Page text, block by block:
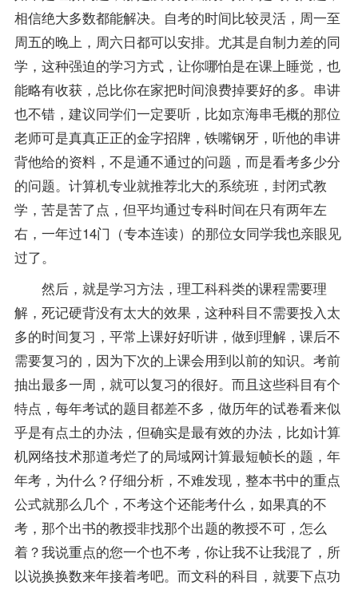
相信绝大多数都能解决。自考的时间比较灵活，周一至
周五的晚上，周六日都可以安排。尤其是自制力差的同
学，这种强迫的学习方式，让你哪怕是在课上睡觉，也
能略有收获，总比你在家把时间浪费掉要好的多。串讲
也不错，建议同学们一定要听，比如京海串毛概的那位
老师可是真真正正的金字招牌，铁嘴钢牙，听他的串讲
背他给的资料，不是通不通过的问题，而是看考多少分
的问题。计算机专业就推荐北大的系统班，封闭式教
学，苦是苦了点，但平均通过专科时间在只有两年左
右，一年过14门（专本连读）的那位女同学我也亲眼见
过了。
然后，就是学习方法，理工科科类的课程需要理
解，死记硬背没有太大的效果，这种科目不需要投入太
多的时间复习 ，平常上课好好听讲，做到理解，课后不
需要复习的，因为下次的上课会用到以前的知识。考前
抽出最多一周，就可以复习的很好。而且这些科目有个
特点，每年考试的题目都差不多，做历年的试卷看来似
乎是有点土的办法，但确实是最有效的办法，比如计算
机网络技术那道考烂了的局域网计算最短帧长的题，年
年考，为什么？仔细分析，不难发现，整本书中的重点
公式就那么几个，不考这个还能考什么，如果真的不
考，那个出书的教授非找那个出题的教授不可，怎么
着？我说重点的您一个也不考，你让我不让我混了，所
以说换换数来年接着考吧。而文科的科目，就要下点功